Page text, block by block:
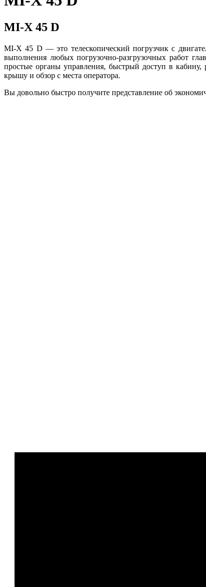
MI-X 45 D
MI-X 45 D — это телескопический погрузчик с
выполнения любых погрузочно-разгрузочных работ
простые органы управления, быстрый доступ в кабину,
крышу и обзор с места оператора.
Вы довольно быстро получите представление об